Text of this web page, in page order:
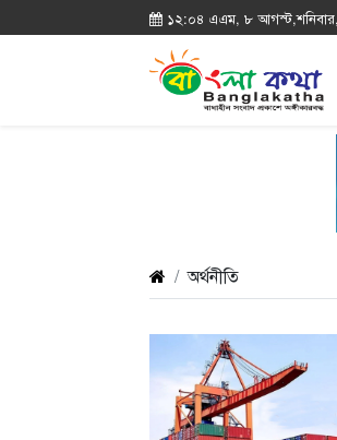
১২:০৪ এএম, ৮
অর্থনীতি